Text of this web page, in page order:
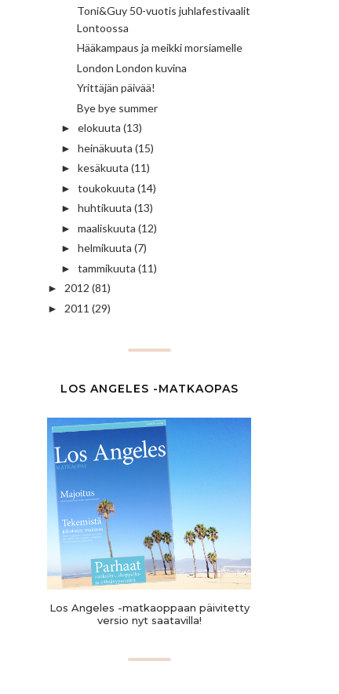
Toni&Guy 50-vuotis juhlafestivaalit
Lontoossa
Hääkampaus ja meikki morsiamelle
London London kuvina
Yrittäjän päivää!
Bye bye summer
► elokuuta (13)
► heinäkuuta (15)
► kesäkuuta (11)
► toukokuuta (14)
► huhtikuuta (13)
► maaliskuuta (12)
► helmikuuta (7)
► tammikuuta (11)
► 2012 (81)
► 2011 (29)
LOS ANGELES -MATKAOPAS
Los Angeles -matkaoppaan päivitetty
versio nyt saatavilla!